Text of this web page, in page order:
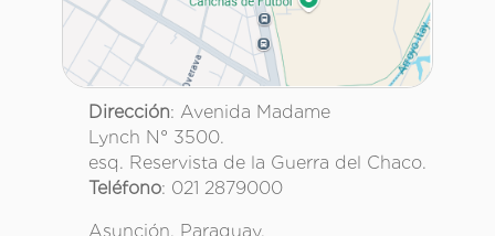
Dirección: Avenida Madame
Lynch N° 3500.
esq. Reservista de la Guerra del Chaco.
Teléfono: 021 2879000
Asunción, Paraguay.